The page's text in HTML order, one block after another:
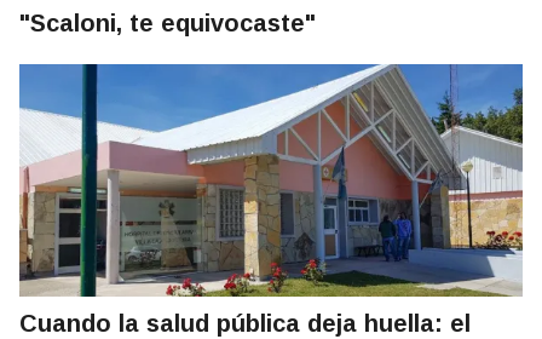
"Scaloni, te equivocaste"
Cuando la salud pública deja huella: el